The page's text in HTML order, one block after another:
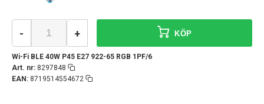
Wi-Fi BLE 40W P45 E27 922-65 RGB 1PF/6
Art. nr: 8297848
EAN: 8719514554672
- + KÖP